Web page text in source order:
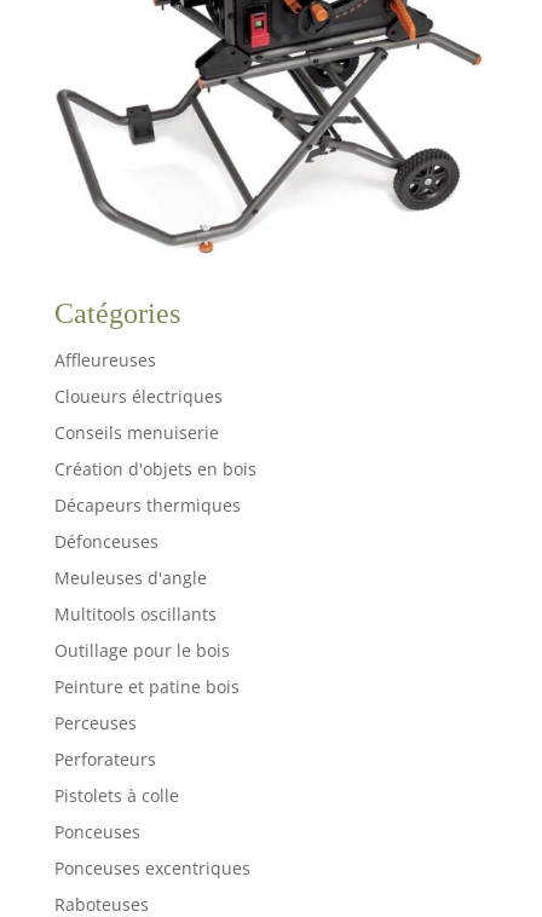
Catégories
Affleureuses
Cloueurs électriques
Conseils menuiserie
Création d'objets en bois
Décapeurs thermiques
Défonceuses
Meuleuses d'angle
Multitools oscillants
Outillage pour le bois
Peinture et patine bois
Perceuses
Perforateurs
Pistolets à colle
Ponceuses
Ponceuses excentriques
Raboteuses